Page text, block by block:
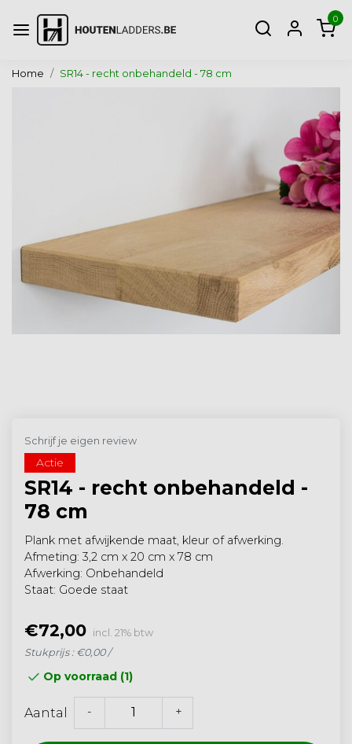
0
Home SR14 - recht onbehandeld - 78 cm
Schrijf je eigen review
Actie
SR14 - recht onbehandeld -
78 cm
Plank met afwijkende maat, kleur of afwerking.
Afmeting: 3,2 cm x 20 cm x 78 cm
Afwerking: Onbehandeld
Staat: Goede staat
€72,00 incl. 21% btw
Stukprijs : €0,00 /
Op voorraad (1)
Aantal - +